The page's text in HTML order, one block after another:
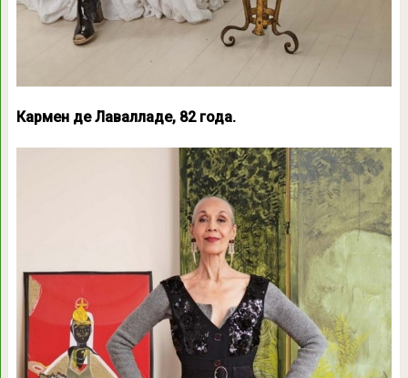
Кармен де Лавалладе, 82 года.